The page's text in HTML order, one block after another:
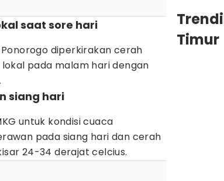
saat sore hari
diperkirakan cerah
pada malam hari dengan
siang hari
untuk kondisi cuaca
pada siang hari dan cerah
24-34 derajat celcius.
Timur